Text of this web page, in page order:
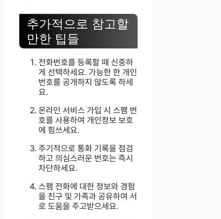
추가적으로 참고할
만한 팁들
전화번호를 등록할 때 신중하
게 선택하세요. 가능한 한 개인
번호를 공개하지 않도록 하세
요.
온라인 서비스 가입 시 스팸 번
호를 사용하여 개인정보 보호
에 힘쓰세요.
주기적으로 통화 기록을 점검
하고 의심스러운 번호는 즉시
차단하세요.
스팸 전화에 대한 정보와 경험
을 친구 및 가족과 공유하여 서
로 도움을 주고받으세요.